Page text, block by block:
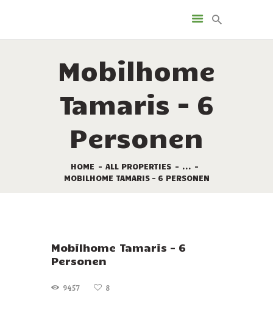
Mobilhome
Tamaris – 6
Personen
HOME ALL PROPERTIES
...
MOBILHOME TAMARIS – 6 PERSONEN
DIE STELLPLÄTZE
SONDERANGEBOTE
TOURISMUS
KONTAKT
Mobilhome Tamaris – 6
Personen
9457 8